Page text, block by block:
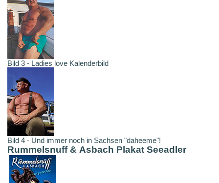
Bild 3 - Ladies love Kalenderbild
Bild 4 - Und immer noch in Sachsen "daheeme"!
Rummelsnuff & Asbach Plakat Seeadler